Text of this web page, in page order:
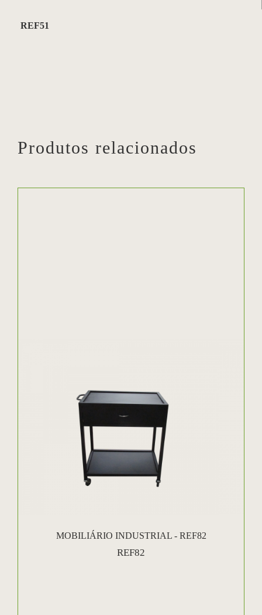
REF51
Produtos relacionados
MOBILIÁRIO INDUSTRIAL - REF82
REF82